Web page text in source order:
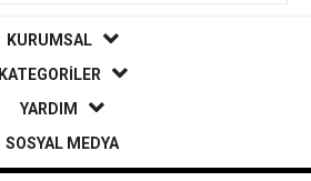
KURUMSAL
KATEGORİLER
YARDIM
SOSYAL MEDYA